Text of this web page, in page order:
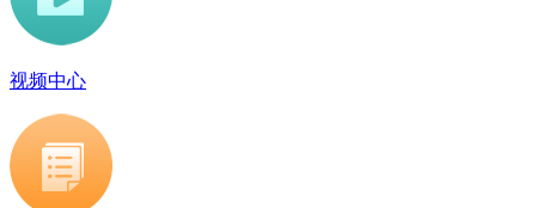
视频中心